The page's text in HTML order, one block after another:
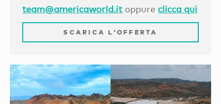
team@americaworld.itoppure clicca qui
SCARICA L'OFFERTA